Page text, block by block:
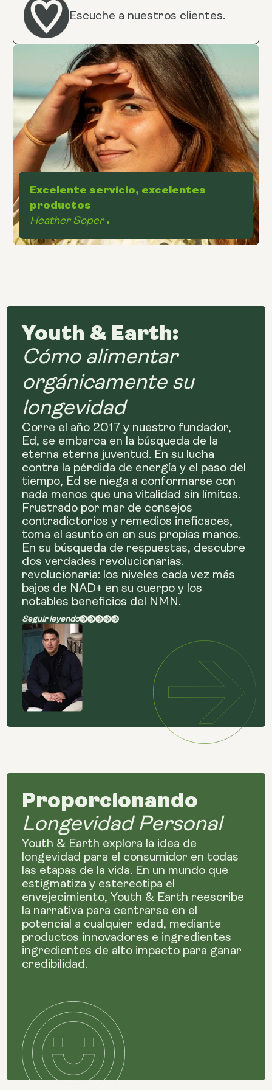
Escuche a nuestros clientes.
Excelente servicio, excelentes
productos
Heather Soper .
Youth & Earth:
Cómo alimentar
orgánicamente su
longevidad
Corre el año 2017 y nuestro fundador,
Ed, se embarca en la búsqueda de la
eterna eterna juventud. En su lucha
contra la pérdida de energía y el paso del
tiempo, Ed se niega a conformarse con
nada menos que una vitalidad sin límites.
Frustrado por mar de consejos
contradictorios y remedios ineficaces,
toma el asunto en en sus propias manos.
En su búsqueda de respuestas, descubre
dos verdades revolucionarias.
revolucionaria: los niveles cada vez más
bajos de NAD+ en su cuerpo y los
notables beneficios del NMN.
Seguir leyendo
Proporcionando
Longevidad Personal
Youth & Earth explora la idea de
longevidad para el consumidor en todas
las etapas de la vida. En un mundo que
estigmatiza y estereotipa el
envejecimiento, Youth & Earth reescribe
la narrativa para centrarse en el
potencial a cualquier edad, mediante
productos innovadores e ingredientes
ingredientes de alto impacto para ganar
credibilidad.